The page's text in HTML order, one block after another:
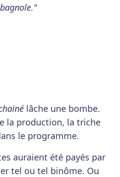
lâche une bombe.
la production, la triche
le programme.
auraient été payés par
tel ou tel binôme. Ou